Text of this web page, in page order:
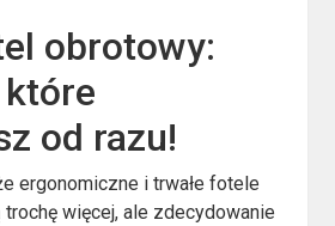
obrotowy:
od razu!
ergonomiczne i trwałe fotele
więcej, ale zdecydowanie